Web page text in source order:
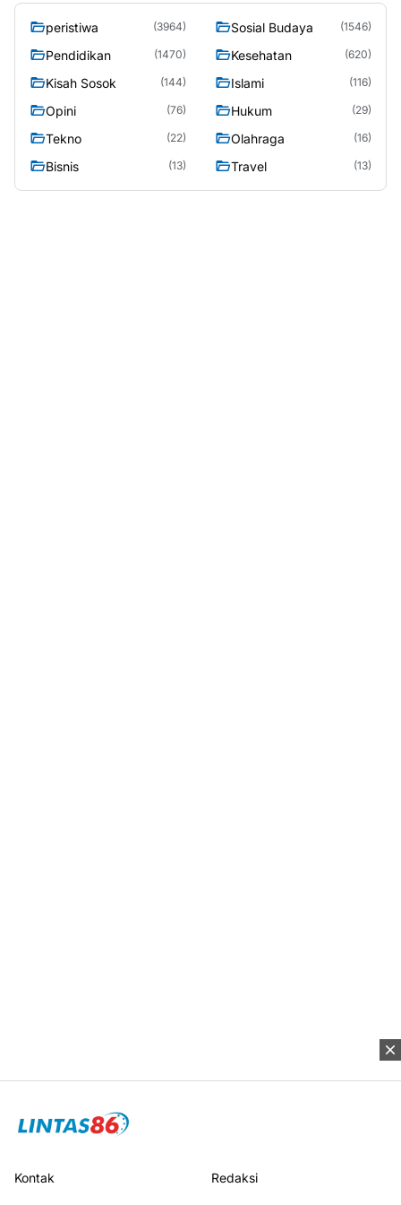
peristiwa (3964) Sosial Budaya (1546)
Pendidikan (1470) Kesehatan (620)
Kisah Sosok (144) Islami (116)
Opini (76) Hukum (29)
Tekno (22) Olahraga (16)
Bisnis (13) Travel (13)
Kontak Redaksi